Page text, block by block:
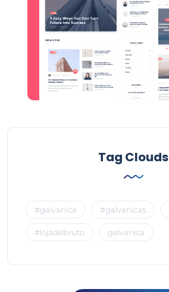
Tag Clouds
#galvanica #galvanicas
#lojadebruto galvanica